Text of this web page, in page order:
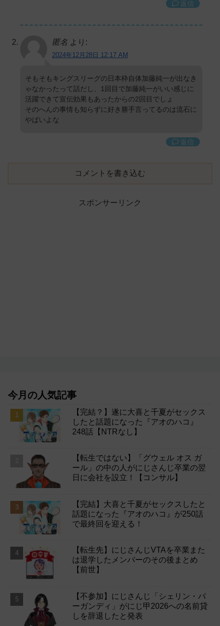
返信
匿名 より:
2024年12月28日 12:17 AM
そもそもキングスリーグの日本枠自体加藤純一が出なき
ゃなかったって話だし、1回目で加藤純一がいい感じに
活躍できて宣伝効果もあったからの2回目でしょ
そのへんの事情も知らずに好き勝手言ってるのは流石に
やばいよな
返信
コメントを書き込む
スポンサーリンク
今月の人気記事
【完結？】遂に大喜と千夏がセックス
したと話題になった『アオのハコ』
248話【NTRなし】
【転生ではない】「グウェル オス ガ
ール」の中の人がにじさんじ卒業の翌
日に会社を設立！【コンサル】
【完結】大喜と千夏がセックスしたと
話題になった『アオのハコ』が250話
で最終回を迎える！
【転生先】にじさんじVTAを卒業また
は退学したメンバーのその後まとめ
【前世】
【不参加】にじさんじ「シェリン・バ
ーガンディ」がにじ甲2026への名前貸
しを辞退したと発表